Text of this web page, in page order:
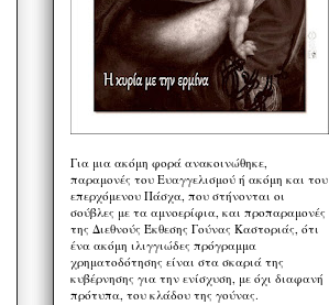
Για μια ακόμη φορά ανακοινώθηκε,
παραμονές του Ευαγγελισμού ή ακόμη και του
επερχόμενου Πάσχα, που στήνονται οι
σούβλες με τα αμνοερίφια, και προπαραμονές
της Διεθνούς Έκθεσης Γούνας Καστοριάς, ότι
ένα ακόμη ιλιγγιώδες πρόγραμμα
χρηματοδότησης είναι στα σκαριά της
κυβέρνησης για την ενίσχυση, με όχι διαφανή
πρότυπα, του κλάδου της γούνας.